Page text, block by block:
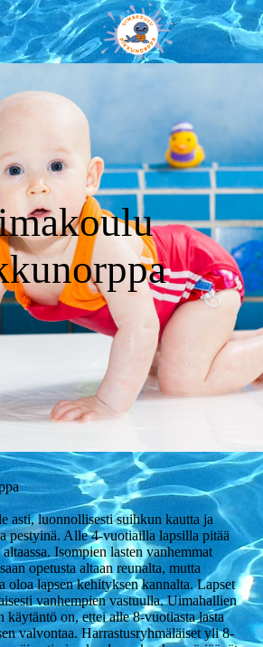
asti, luonnollisesti suihkun kautta ja
pestyinä. Alle 4-vuotiailla lapsilla pitää
Isompien lasten vanhemmat
opetusta altaan reunalta, mutta
oloa lapsen kehityksen kannalta. Lapset
vanhempien vastuulla. Uimahallien
on, ettei alle 8-vuotiasta lasta
valvontaa. Har­ras­tus­ryh­mä­läi­set yli 8-